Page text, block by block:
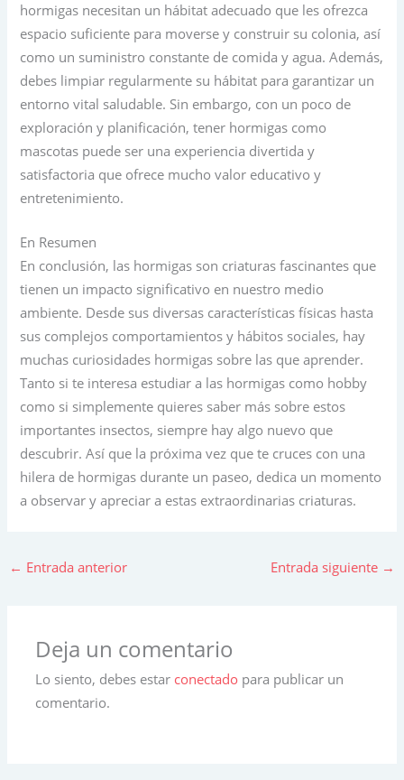
hormigas necesitan un hábitat adecuado que les ofrezca
espacio suficiente para moverse y construir su colonia, así
como un suministro constante de comida y agua. Además,
debes limpiar regularmente su hábitat para garantizar un
entorno vital saludable. Sin embargo, con un poco de
exploración y planificación, tener hormigas como
mascotas puede ser una experiencia divertida y
satisfactoria que ofrece mucho valor educativo y
entretenimiento.
En Resumen
En conclusión, las hormigas son criaturas fascinantes que
tienen un impacto significativo en nuestro medio
ambiente. Desde sus diversas características físicas hasta
sus complejos comportamientos y hábitos sociales, hay
muchas curiosidades hormigas sobre las que aprender.
Tanto si te interesa estudiar a las hormigas como hobby
como si simplemente quieres saber más sobre estos
importantes insectos, siempre hay algo nuevo que
descubrir. Así que la próxima vez que te cruces con una
hilera de hormigas durante un paseo, dedica un momento
a observar y apreciar a estas extraordinarias criaturas.
← Entrada anterior Entrada siguiente →
Deja un comentario
Lo siento, debes estar conectado para publicar un
comentario.